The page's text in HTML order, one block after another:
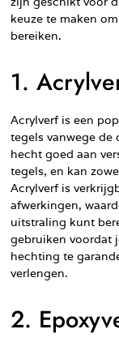
keuze te maken
bereiken.
1.
Acrylverf is een
tegels vanwege de
hecht goed aan
tegels, en kan
Acrylverf is
afwerkingen,
uitstraling kunt
gebruiken voordat
hechting te
verlengen.
2.